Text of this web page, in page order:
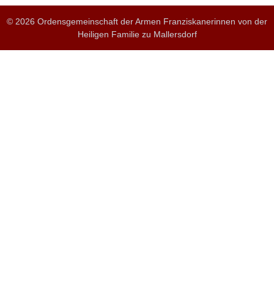
© 2026 Ordensgemeinschaft der Armen Franziskanerinnen von der
Heiligen Familie zu Mallersdorf